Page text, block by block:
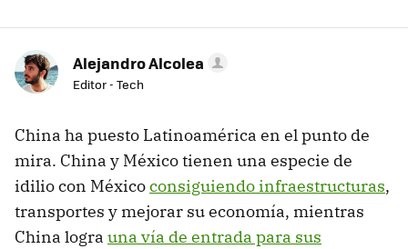
Alejandro Alcolea
Editor - Tech
China ha puesto Latinoamérica en el punto de
mira. China y México tienen una especie de
idilio con Méxicoconsiguiendo infraestructuras,
transportes y mejorar su economía, mientras
China logra una vía de entrada para sus